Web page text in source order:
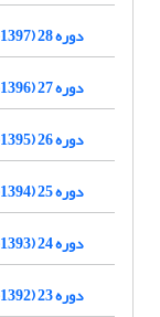
دوره 28 (1397-1398)
دوره 27 (1396-1397)
دوره 26 (1395-1396)
دوره 25 (1394-1395)
دوره 24 (1393-1394)
دوره 23 (1392-1393)